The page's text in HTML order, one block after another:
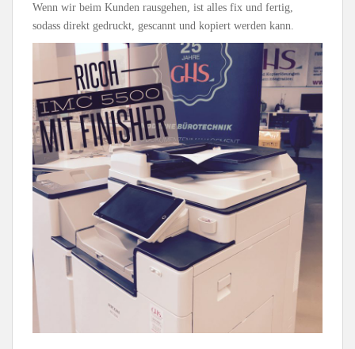
Wenn wir beim Kunden rausgehen, ist alles fix und fertig,
sodass direkt gedruckt, gescannt und kopiert werden kann.